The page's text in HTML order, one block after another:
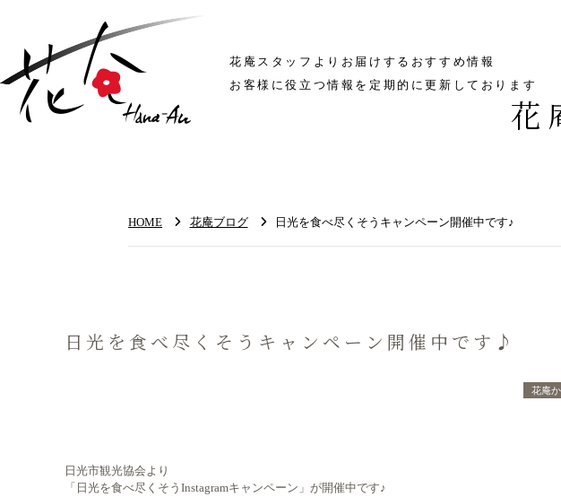
花庵スタッフよりお届けするおすすめ情報
お客様に役立つ情報を定期的に更新しております
花
HOME 花庵ブログ 日光を食べ尽くそうキャンペーン開催中です♪
日光を食べ尽くそうキャンペーン開催中です♪
花庵
日光市観光協会より
「日光を食べ尽くそうInstagramキャンペーン」が開催中です♪